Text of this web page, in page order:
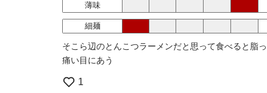
薄味
細麺
そこら辺のとんこつラーメンだと思って食べると脂
痛い目にあう
1